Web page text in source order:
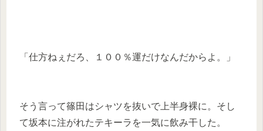
「仕方ねぇだろ、１００％運だけなんだからよ。」
そう言って篠田はシャツを抜いで上半身裸に。そし
て坂本に注がれたテキーラを一気に飲み干した。